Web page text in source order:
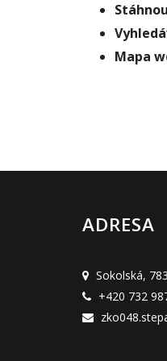
Mapa
ADRESA
Sokolská,
+420 732